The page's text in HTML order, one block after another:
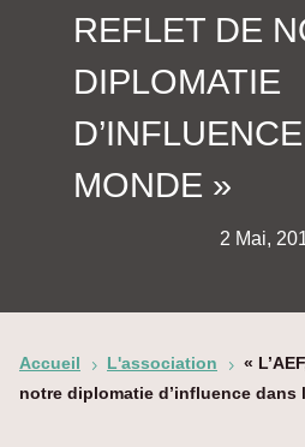
REFLET DE
DIPLOMATIE
MONDE »
2 Mai,
Accueil 5 L'association 5 «
notre diplomatie d’influence dans